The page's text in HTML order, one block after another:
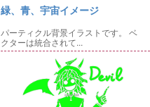
緑、青、宇宙イメージ
パーティクル背景イラストです。 ベ
クターは統合されて...